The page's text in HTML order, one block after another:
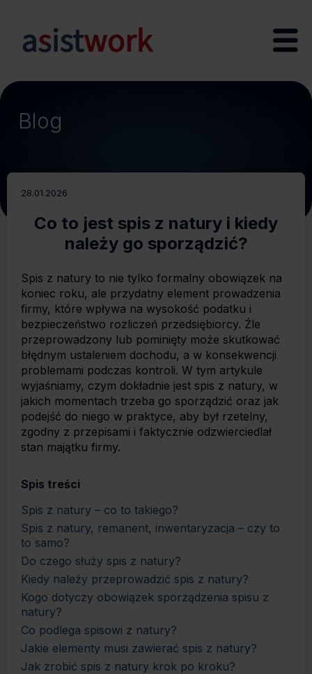
Blog
28.01.2026
Co to jest spis z natury i kiedy
należy go sporządzić?
Spis z natury to nie tylko formalny obowiązek na
koniec roku, ale przydatny element prowadzenia
firmy, które wpływa na wysokość podatku i
bezpieczeństwo rozliczeń przedsiębiorcy. Źle
przeprowadzony lub pominięty może skutkować
błędnym ustaleniem dochodu, a w konsekwencji
problemami podczas kontroli. W tym artykule
wyjaśniamy, czym dokładnie jest spis z natury, w
jakich momentach trzeba go sporządzić oraz jak
podejść do niego w praktyce, aby był rzetelny,
zgodny z przepisami i faktycznie odzwierciedlał
stan majątku firmy.
Spis treści
Spis z natury – co to takiego?
Spis z natury, remanent, inwentaryzacja – czy to
to samo?
Do czego służy spis z natury?
Kiedy należy przeprowadzić spis z natury?
Kogo dotyczy obowiązek sporządzenia spisu z
natury?
Co podlega spisowi z natury?
Jakie elementy musi zawierać spis z natury?
Jak zrobić spis z natury krok po kroku?